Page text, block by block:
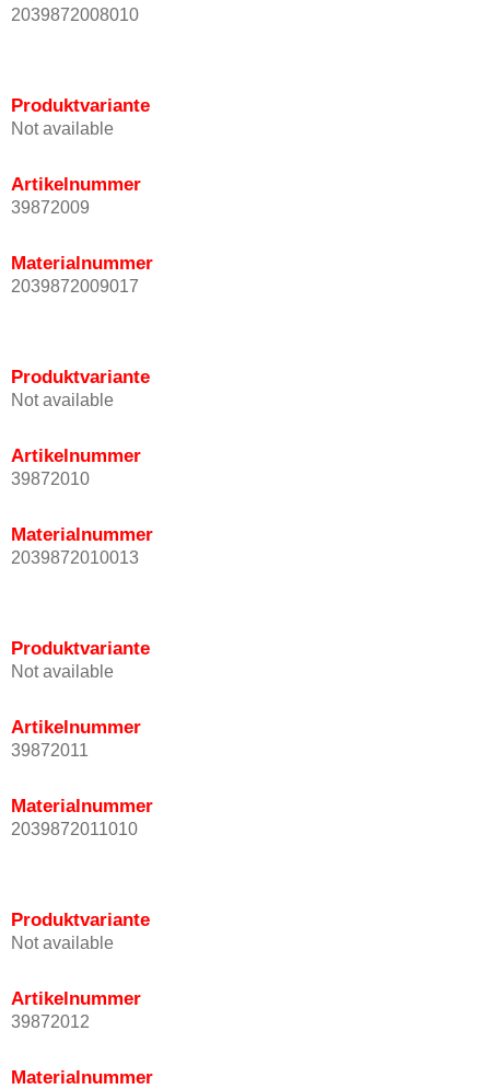
2039872008010
Produktvariante
Not available
Artikelnummer
39872009
Materialnummer
2039872009017
Produktvariante
Not available
Artikelnummer
39872010
Materialnummer
2039872010013
Produktvariante
Not available
Artikelnummer
39872011
Materialnummer
2039872011010
Produktvariante
Not available
Artikelnummer
39872012
Materialnummer